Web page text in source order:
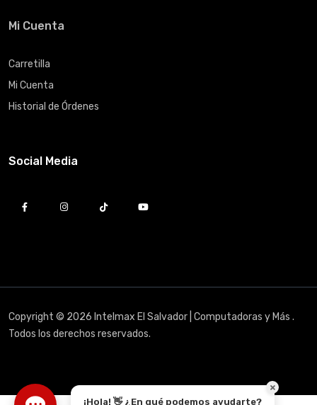
Mi Cuenta
Carretilla
Mi Cuenta
Historial de Órdenes
Social Media
Copyright © 2026 Intelmax El Salvador | Computadoras y Más .
Todos los derechos reservados.
¡Hola! 👋 ¿En qué podemos ayudarte?